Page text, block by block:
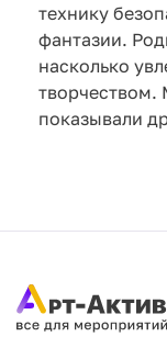
технику
фантазии.
насколько
творчеством.
показывали